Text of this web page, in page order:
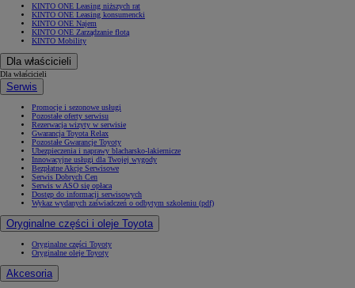
KINTO ONE Leasing niższych rat
KINTO ONE Leasing konsumencki
KINTO ONE Najem
KINTO ONE Zarządzanie flotą
KINTO Mobility
Dla właścicieli
Dla właścicieli
Serwis
Promocje i sezonowe usługi
Pozostałe oferty serwisu
Rezerwacja wizyty w serwisie
Gwarancja Toyota Relax
Pozostałe Gwarancje Toyoty
Ubezpieczenia i naprawy blacharsko-lakiernicze
Innowacyjne usługi dla Twojej wygody
Bezpłatne Akcje Serwisowe
Serwis Dobrych Cen
Serwis w ASO się opłaca
Dostęp do informacji serwisowych
Wykaz wydanych zaświadczeń o odbytym szkoleniu (pdf)
Oryginalne części i oleje Toyota
Oryginalne części Toyoty
Oryginalne oleje Toyoty
Akcesoria